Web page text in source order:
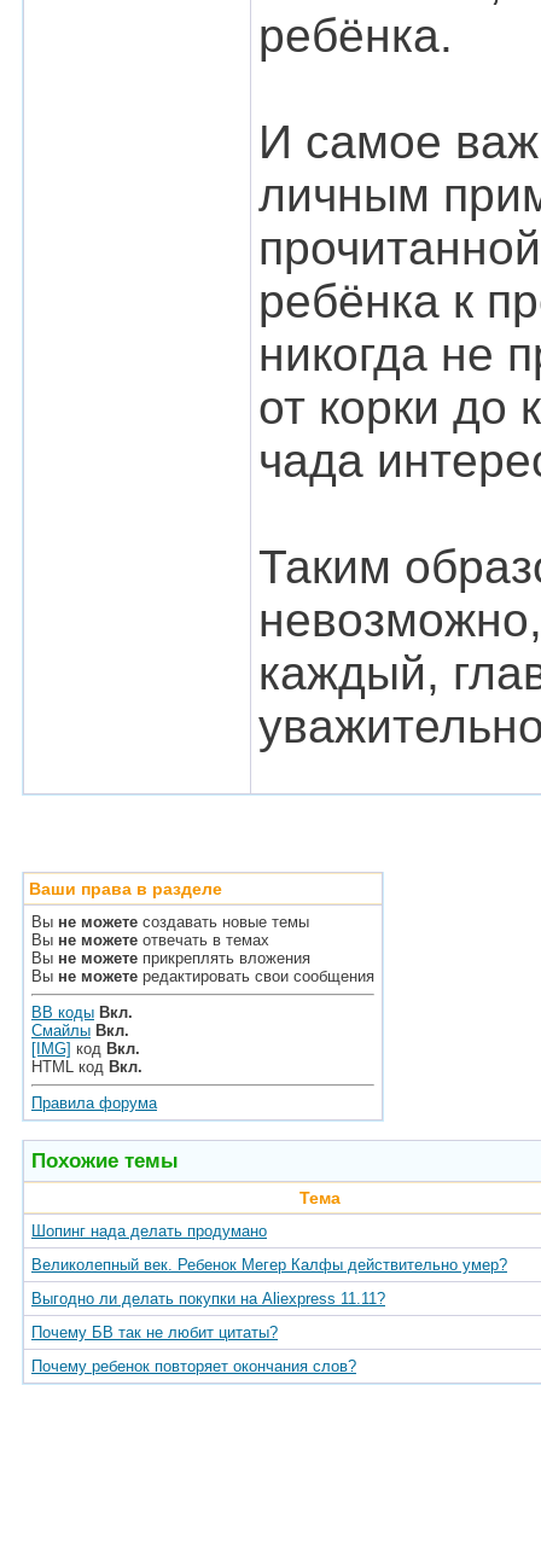
ребёнка.
И самое
личным
ребёнка к
никогда не
от корки до
чада
Таким
каждый,
Ваши права в разделе
Вы не можете создавать новые темы
Вы не можете отвечать в темах
Вы не можете прикреплять вложения
Вы не можете редактировать свои сообщения
BB коды Вкл.
Смайлы Вкл.
[IMG] код Вкл.
HTML код Вкл.
Правила форума
Похожие темы
Тема
Шопинг нада делать продумано
Великолепный век. Ребенок Мегер Калфы действительно умер?
Выгодно ли делать покупки на Aliexpress 11.11?
Почему БВ так не любит цитаты?
Почему ребенок повторяет окончания слов?